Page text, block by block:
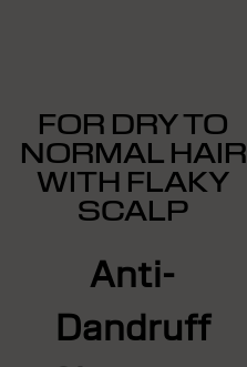
FOR DRY TO
NORMAL HAIR
WITH FLAKY
SCALP
Anti-
Dandruff